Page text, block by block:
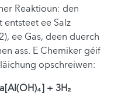
Reaktioun: den
ee Salz
ee Gas, deen duerch
ass. E Chemiker géif
opschreiwen:
+ 3H₂